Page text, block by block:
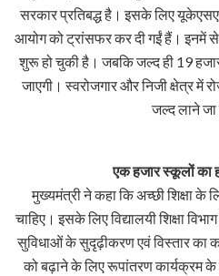
सरकार प्रतिबद्ध है। इसके लिए
आयोग को ट्रांसफर कर दी गईं हैं। इनमें से
शुरू हो चुकी है। जबकि जल्द ही 19
जाएगी। स्वरोजगार और निजी क्षेत्र में
जल्द लाने जा
एक हजार स्कूलों का
मुख्यमंत्री ने कहा कि अच्छी शिक्षा के
चाहिए। इसके लिए विद्यालयी शिक्षा
सुविधाओं के सुदृढ़ीकरण एवं विस्तार का
को बढ़ाने के लिए रूपांतरण कार्यक्रम के